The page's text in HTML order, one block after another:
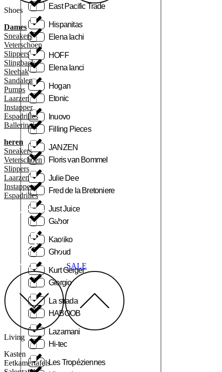
Hispanitas
HOFF
Hogan
Inuovo
JANZEN
Julie Dee
Just Juice
Kaotiko
Kurt Geiger
La strada
Lazamani
Les Tropéziennes
East Pacific Trade
Elena Iachi
Elena Ianci
Etonic
Filling Pieces
Floris van Bommel
Fred de la Bretoniere
Gabor
Ghoud
Giorgio
HABOOB
Hi-tec
Shoes
Dames
Sneakers
Veterschoen
Slippers
Slingback
Sleehak
Sandalen
Pumps
Laarzen
Instapper
Espadrilles
Ballerina’s
heren
Sneakers
Veterschoen
Slippers
Laarzen
Instapper
Espadrilles
SALE
Living
Kasten
Eetkamertafels